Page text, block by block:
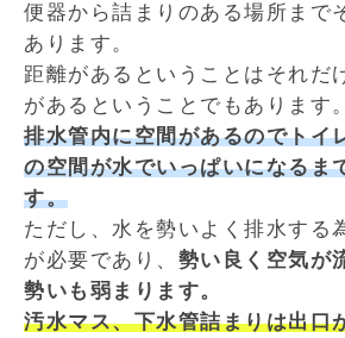
便器から詰まりのある場所まで
あります。
距離があるということはそれだ
があるということでもあります。
排水管内に空間があるのでトイ
の空間が水でいっぱいになるま
す。
ただし、水を勢いよく排水する
が必要であり、 勢い良く空気が
勢いも弱まります。
汚水マス、下水管詰まりは出口